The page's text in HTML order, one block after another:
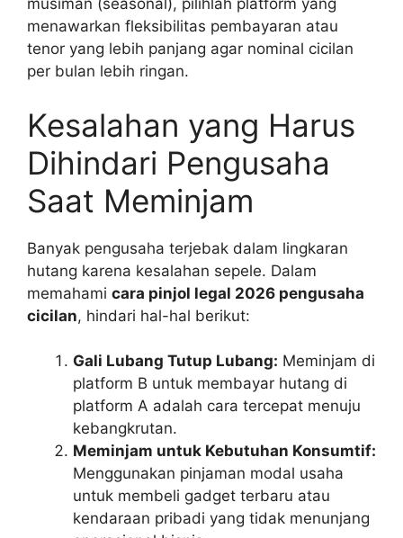
musiman (seasonal), pilihlah platform yang
menawarkan fleksibilitas pembayaran atau
tenor yang lebih panjang agar nominal cicilan
per bulan lebih ringan.
Kesalahan yang Harus
Dihindari Pengusaha
Saat Meminjam
Banyak pengusaha terjebak dalam lingkaran
hutang karena kesalahan sepele. Dalam
memahami cara pinjol legal 2026 pengusaha
cicilan, hindari hal-hal berikut:
Gali Lubang Tutup Lubang: Meminjam di
platform B untuk membayar hutang di
platform A adalah cara tercepat menuju
kebangkrutan.
Meminjam untuk Kebutuhan Konsumtif:
Menggunakan pinjaman modal usaha
untuk membeli gadget terbaru atau
kendaraan pribadi yang tidak menunjang